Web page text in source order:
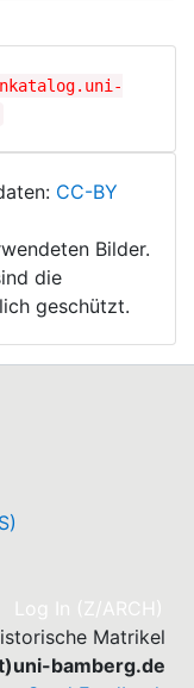
CC-BY
Bilder.
die
geschützt.
Log In (Z/ARCH)
Matrikel
bamberg.de